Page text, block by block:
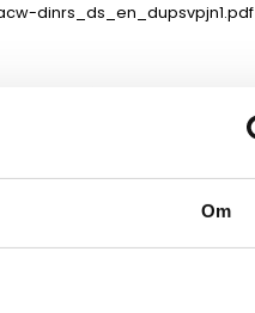
Om
dinrs_ds_en_dupsvpjn1.pdf